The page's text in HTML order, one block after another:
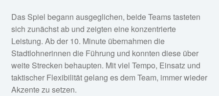
Das Spiel begann ausgeglichen, beide Teams tasteten
sich zunächst ab und zeigten eine konzentrierte
Leistung. Ab der 10. Minute übernahmen die
Stadtlohnerinnen die Führung und konnten diese über
weite Strecken behaupten. Mit viel Tempo, Einsatz und
taktischer Flexibilität gelang es dem Team, immer wieder
Akzente zu setzen.